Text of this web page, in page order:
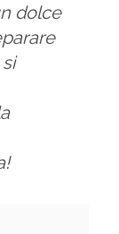
dolce